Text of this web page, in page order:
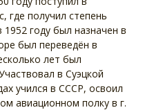
где получил степень
году был назначен в
был переведён в
лет был
в Суэцкой
учился в СССР, освоил
авиационном полку в г.